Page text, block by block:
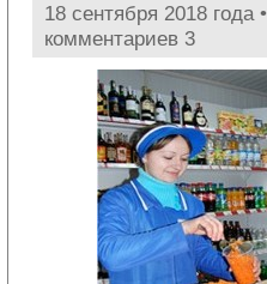
18 сентября 2018 года •
комментариев 3